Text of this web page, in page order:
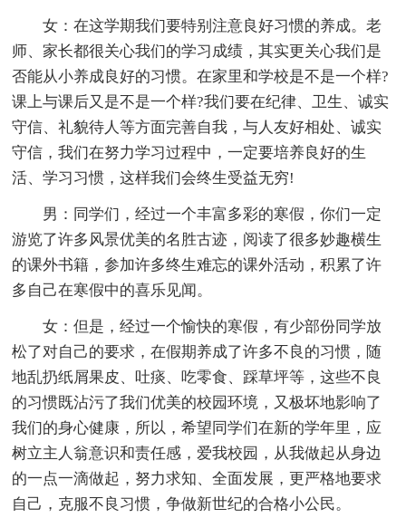
女：在这学期我们要特别注意良好习惯的养成。老
师、家长都很关心我们的学习成绩，其实更关心我们是
否能从小养成良好的习惯。在家里和学校是不是一个样?
课上与课后又是不是一个样?我们要在纪律、卫生、诚实
守信、礼貌待人等方面完善自我，与人友好相处、诚实
守信，我们在努力学习过程中，一定要培养良好的生
活、学习习惯，这样我们会终生受益无穷!
男：同学们，经过一个丰富多彩的寒假，你们一定
游览了许多风景优美的名胜古迹，阅读了很多妙趣横生
的课外书籍，参加许多终生难忘的课外活动，积累了许
多自己在寒假中的喜乐见闻。
女：但是，经过一个愉快的寒假，有少部份同学放
松了对自己的要求，在假期养成了许多不良的习惯，随
地乱扔纸屑果皮、吐痰、吃零食、踩草坪等，这些不良
的习惯既沾污了我们优美的校园环境，又极坏地影响了
我们的身心健康，所以，希望同学们在新的学年里，应
树立主人翁意识和责任感，爱我校园，从我做起从身边
的一点一滴做起，努力求知、全面发展，更严格地要求
自己，克服不良习惯，争做新世纪的合格小公民。